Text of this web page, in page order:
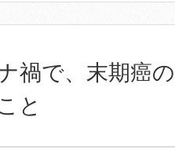
禍で、末期癌
と